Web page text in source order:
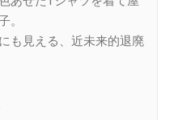
。
も見える、近未来的退廃